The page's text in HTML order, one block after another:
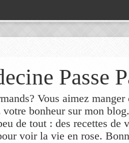
Passe
Vous aimez
bonheur sur mon
de tout : des recettes de
voir la vie en rose.